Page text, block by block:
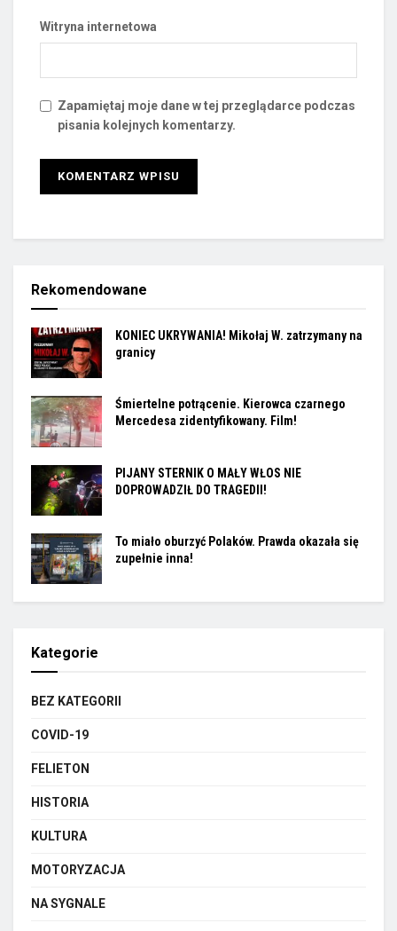
Witryna internetowa
Zapamiętaj moje dane w tej przeglądarce podczas
pisania kolejnych komentarzy.
Rekomendowane
KONIEC UKRYWANIA! Mikołaj W. zatrzymany na
granicy
Śmiertelne potrącenie. Kierowca czarnego
Mercedesa zidentyfikowany. Film!
PIJANY STERNIK O MAŁY WŁOS NIE
DOPROWADZIŁ DO TRAGEDII!
To miało oburzyć Polaków. Prawda okazała się
zupełnie inna!
Kategorie
BEZ KATEGORII
COVID-19
FELIETON
HISTORIA
KULTURA
MOTORYZACJA
NA SYGNALE